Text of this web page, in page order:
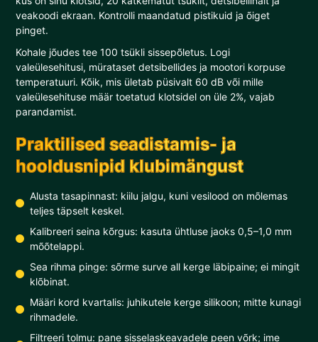
veakoodi ekraan. Kontrolli maandatud pistikuid ja õiget
pinget.
Kohale jõudes tee 100 tsükli sissepõletus. Logi
valeülesehitusi, mürataset detsibellides ja mootori korpuse
temperatuuri. Kõik, mis ületab püsivalt 60 dB või mille
valeülesehituse määr toetatud klotsidel on üle 2%, vajab
parandamist.
Praktilised seadistamis- ja
hooldusnipid klubimängust
Alusta tasapinnast: kiilu jalgu, kuni vesilood on mõlemas
teljes täpselt keskel.
Kalibreeri seina kõrgus: kasuta ühtluse jaoks 0,5–1,0 mm
mõõtelappi.
Sea rihma pinge: sõrme surve all kerge läbipaine; ei mingit
klõbinat.
Määri kord kvartalis: juhikutele kerge silikoon; mitte kunagi
rihmadele.
Filtreeri tolmu: pane sisselaskeavadele peen võrk; ime